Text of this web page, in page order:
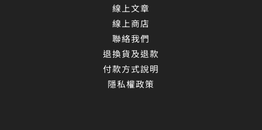
線上文章
線上商店
聯絡我們
退換貨及退款
付款方式說明
隱私權政策